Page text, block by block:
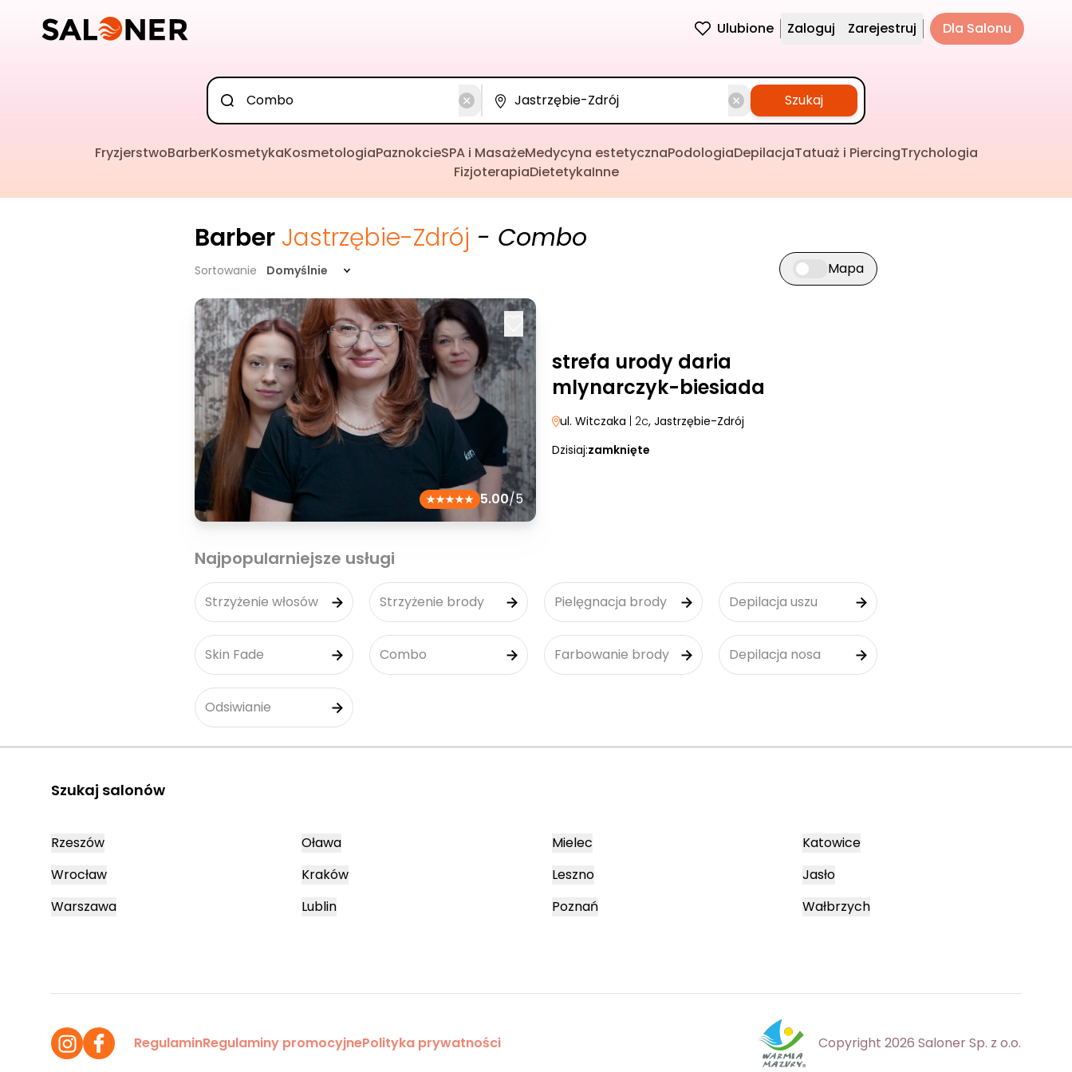
Ulubione Zaloguj Zarejestruj Dla Salonu
Szukaj
FryzjerstwoBarberKosmetykaKosmetologiaPaznokcieSPA i MasażeMedycyna estetycznaPodologiaDepilacjaTatuaż i PiercingTrychologia
FizjoterapiaDietetykaInne
Barber Jastrzębie-Zdrój - Combo
Sortowanie Domyślnie Przełącz widok mapy
Mapa
5.00/5
strefa urody daria
mlynarczyk-biesiada
ul. Witczaka | 2c, Jastrzębie-Zdrój
Dzisiaj:zamknięte
Najpopularniejsze usługi
Strzyżenie włosów Strzyżenie brody Pielęgnacja brody Depilacja uszu
Skin Fade Combo Farbowanie brody Depilacja nosa
Odsiwianie
Szukaj salonów
Rzeszów
Wrocław
Warszawa
Oława
Kraków
Lublin
Mielec
Leszno
Poznań
Katowice
Jasło
Wałbrzych
RegulaminRegulaminy promocyjnePolityka prywatności Copyright 2026 Saloner Sp. z o.o.